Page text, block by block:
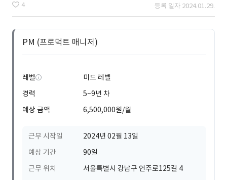
4 등록 일자 2024.01.29.
PM (프로덕트 매니저)
레벨
미드 레벨
경력
5~9년 차
예상 금액
6,500,000원/월
근무 시작일
2024년 02월 13일
예상 기간
90일
근무 위치
서울특별시 강남구 언주로125길 4